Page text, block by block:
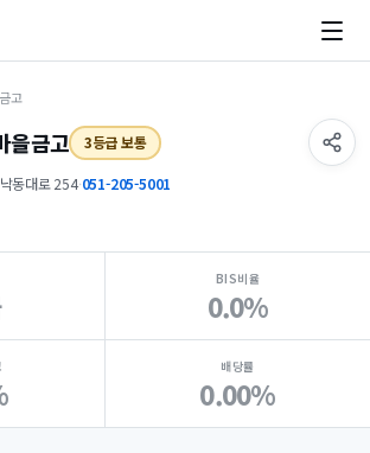
고
을금고 3등급 보통
동대로 254·051-205-5001
BIS비율
0.0%
배당률
0.00%